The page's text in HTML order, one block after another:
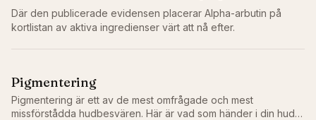
Där den publicerade evidensen placerar Alpha-arbutin på
kortlistan av aktiva ingredienser värt att nå efter.
Pigmentering
Pigmentering är ett av de mest omfrågade och mest
missförstådda hudbesvären. Här är vad som händer i din hud